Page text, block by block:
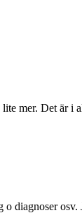
mer. Det är
diagnoser